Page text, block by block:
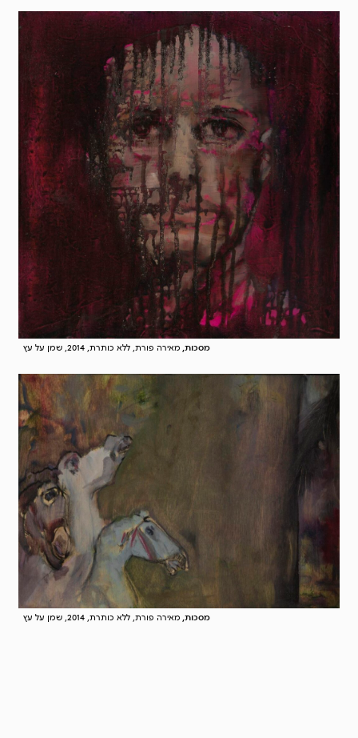
מסכות, מאירה פורת, ללא כותרת, 2014, שמן על עץ
מסכות, מאירה פורת, ללא כותרת, 2014, שמן על עץ